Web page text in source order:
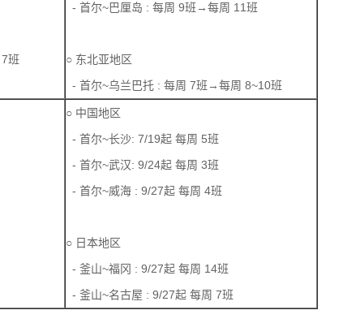
班
- 首尔~巴厘岛 : 每周 9班→每周 11班
○ 东北亚地区
- 首尔~乌兰巴托 : 每周 7班→每周 8~10班
○ 中国地区
- 首尔~长沙: 7/19起 每周 5班
- 首尔~武汉: 9/24起 每周 3班
- 首尔~威海 : 9/27起 每周 4班
○ 日本地区
- 釜山~福冈 : 9/27起 每周 14班
- 釜山~名古屋 : 9/27起 每周 7班